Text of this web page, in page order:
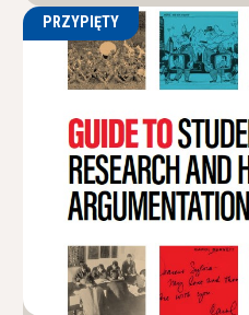
PRZYPIĘTY